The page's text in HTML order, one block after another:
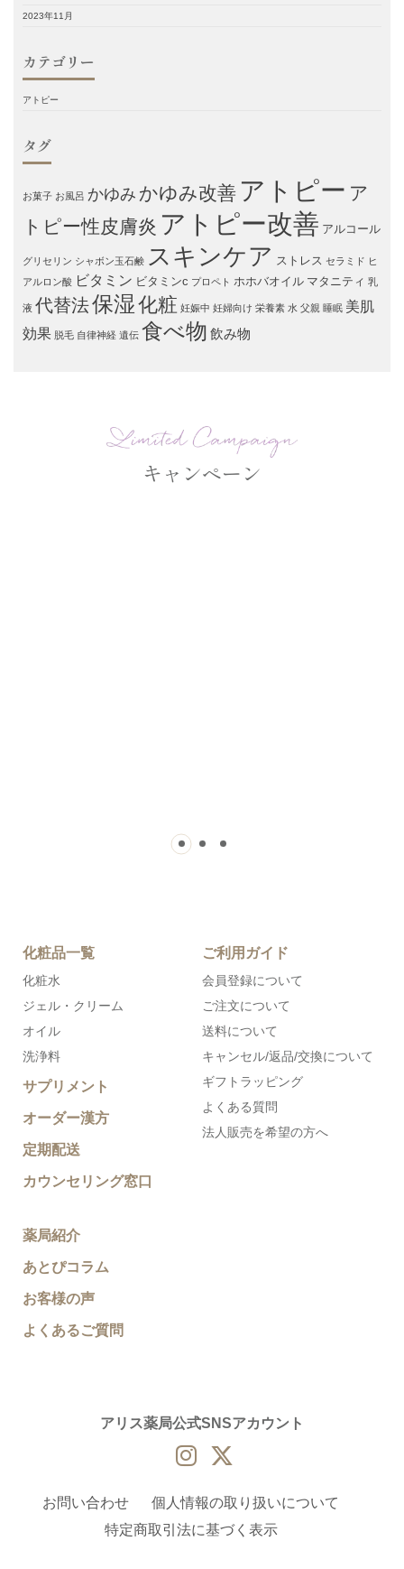
2023年11月
カテゴリー
アトピー
タグ
お菓子 お風呂 かゆみ かゆみ改善 アトピー ア
トピー性皮膚炎 アトピー改善 アルコール
グリセリン シャボン玉石鹸 スキンケア ストレス セラミド ヒ
アルロン酸 ビタミン ビタミンc プロペト ホホバオイル マタニティ 乳
液 代替法保湿化粧 妊娠中 妊婦向け 栄養素 水 父親 睡眠 美肌
効果 脱毛 自律神経 遺伝 食べ物 飲み物
キャンペーン
化粧品一覧
化粧水
ジェル・クリーム
オイル
洗浄料
サプリメント
オーダー漢方
定期配送
カウンセリング窓口
ご利用ガイド
会員登録について
ご注文について
送料について
キャンセル/返品/交換について
ギフトラッピング
よくある質問
法人販売を希望の方へ
薬局紹介
あとぴコラム
お客様の声
よくあるご質問
アリス薬局公式SNSアカウント
お問い合わせ
個人情報の取り扱いについて
特定商取引法に基づく表示